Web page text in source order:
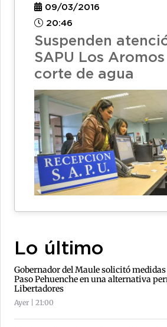
09/03/2016
20:46
Suspenden
SAPU Los
corte de agua
Lo último
Gobernador del Maule solicitó
Paso Pehuenche en una alternativa
Libertadores
Ayer | 21:00